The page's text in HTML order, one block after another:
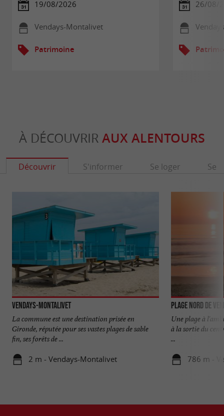
19/08/2026
Vendays-Montalivet
Patrimoine
26/08/
À DÉCOUVRIR AUX ALENTOURS
Découvrir S'informer Se loger Se
Vendays-Montalivet
La commune est une destination prisée en
Gironde, réputée pour ses vastes plages de sable
fin, ses forêts de ...
2 m - Vendays-Montalivet
Plage Nord de
Une plage à
à la sortie du
...
786 m -